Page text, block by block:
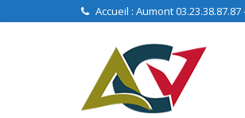
Accueil : Aumont